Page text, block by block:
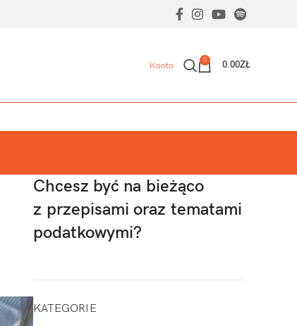
Konto
0 0.00ZŁ
Chcesz być na bieżąco
z przepisami oraz tematami
podatkowymi?
KATEGORIE